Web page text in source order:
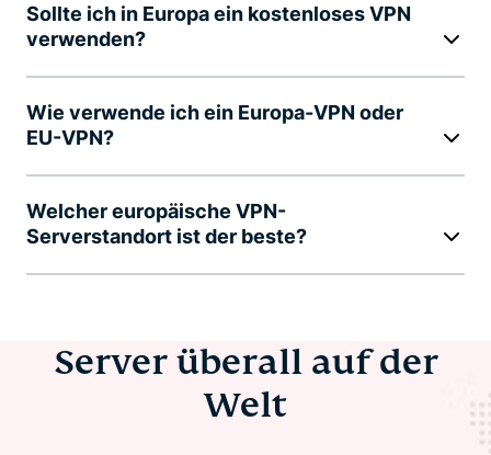
Sollte ich in Europa ein kostenloses VPN
verwenden?
Wie verwende ich ein Europa-VPN oder
EU-VPN?
Welcher europäische VPN-
Serverstandort ist der beste?
Server überall auf der
Welt